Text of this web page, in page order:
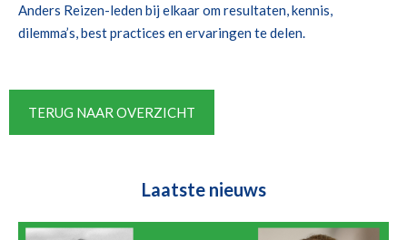
Anders Reizen-leden bij elkaar om resultaten, kennis,
dilemma’s, best practices en ervaringen te delen.
TERUG NAAR OVERZICHT
Laatste nieuws